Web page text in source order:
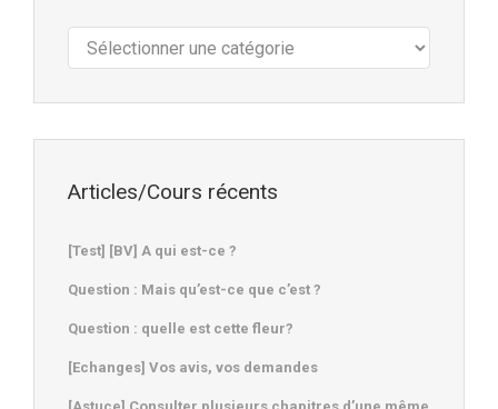
Articles/Cours récents
[Test] [BV] A qui est-ce ?
Question : Mais qu’est-ce que c’est ?
Question : quelle est cette fleur?
[Echanges] Vos avis, vos demandes